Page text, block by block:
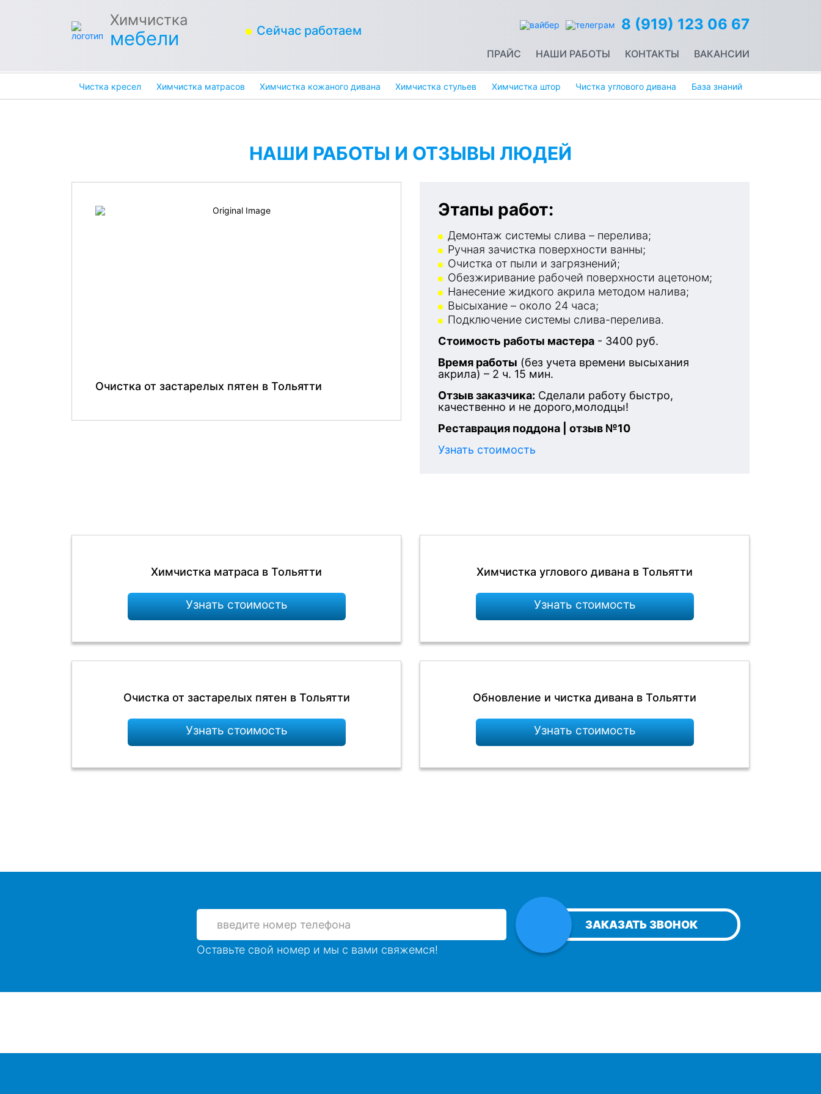
Химчистка
мебели Сейчас работаем 8 (919) 123 06 67
ПРАЙС НАШИ РАБОТЫ КОНТАКТЫ ВАКАНСИИ
Чистка кресел Химчистка матрасов Химчистка кожаного дивана Химчистка стульев Химчистка штор Чистка углового дивана База знаний
НАШИ РАБОТЫ И ОТЗЫВЫ ЛЮДЕЙ
Очистка от застарелых пятен в Тольятти
Этапы работ:
Демонтаж системы слива – перелива;
Ручная зачистка поверхности ванны;
Очистка от пыли и загрязнений;
Обезжиривание рабочей поверхности ацетоном;
Нанесение жидкого акрила методом налива;
Высыхание – около 24 часа;
Подключение системы слива-перелива.
Стоимость работы мастера - 3400 руб.
Время работы (без учета времени высыхания
акрила) – 2 ч. 15 мин.
Отзыв заказчика: Сделали работу быстро,
качественно и не дорого,молодцы!
Реставрация поддона | отзыв №10
Узнать стоимость
Химчистка матраса в Тольятти
Узнать стоимость
Химчистка углового дивана в Тольятти
Узнать стоимость
Очистка от застарелых пятен в Тольятти
Узнать стоимость
Обновление и чистка дивана в Тольятти
Узнать стоимость
ЗАКАЗАТЬ ЗВОНОК
Оставьте свой номер и мы с вами свяжемся!